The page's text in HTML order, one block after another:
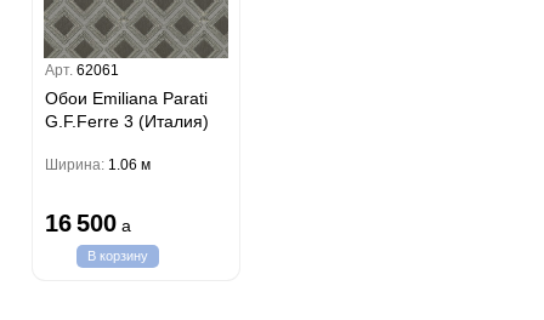
Арт.62061
Обои Emiliana Parati
G.F.Ferre 3 (Италия)
Ширина: 1.06 м
16 500 a
В корзину